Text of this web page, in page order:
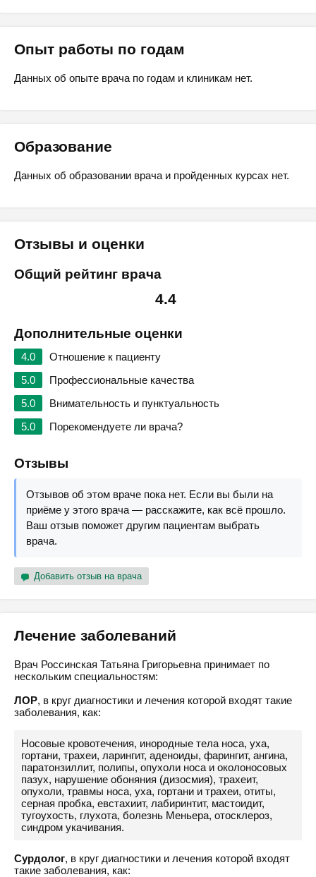
Опыт работы по годам
Данных об опыте врача по годам и клиникам нет.
Образование
Данных об образовании врача и пройденных курсах нет.
Отзывы и оценки
Общий рейтинг врача
4.4
Дополнительные оценки
4.0
Отношение к пациенту
5.0
Профессиональные качества
5.0
Внимательность и пунктуальность
5.0
Порекомендуете ли врача?
Отзывы
Отзывов об этом враче пока нет. Если вы были на
приёме у этого врача — расскажите, как всё прошло.
Ваш отзыв поможет другим пациентам выбрать
врача.
Добавить отзыв на врача
Лечение заболеваний
Врач Россинская Татьяна Григорьевна принимает по
нескольким специальностям:
ЛОР, в круг диагностики и лечения которой входят такие
заболевания, как:
Носовые кровотечения, инородные тела носа, уха,
гортани, трахеи, ларингит, аденоиды, фарингит, ангина,
паратонзиллит, полипы, опухоли носа и околоносовых
пазух, нарушение обоняния (дизосмия), трахеит,
опухоли, травмы носа, уха, гортани и трахеи, отиты,
серная пробка, евстахиит, лабиринтит, мастоидит,
тугоухость, глухота, болезнь Меньера, отосклероз,
синдром укачивания.
Сурдолог, в круг диагностики и лечения которой входят
такие заболевания, как: